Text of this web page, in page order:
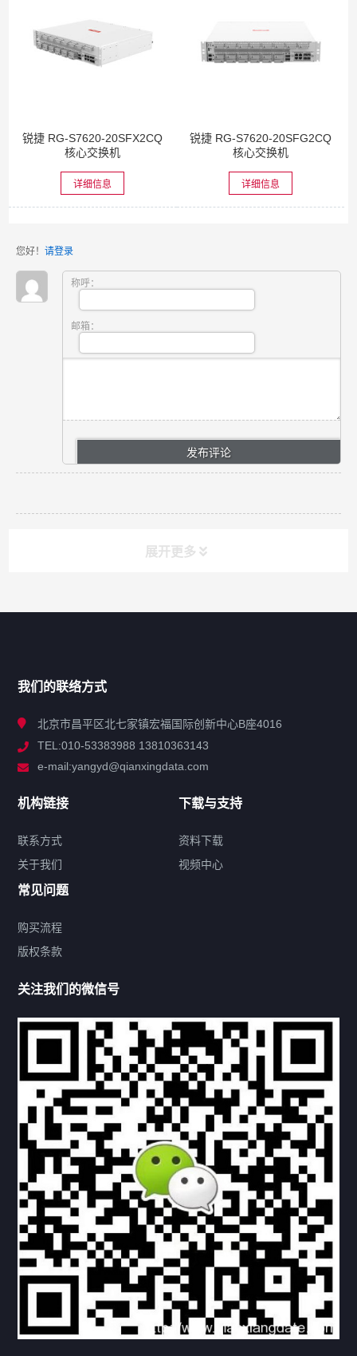
锐捷 RG-S7620-20SFX2CQ
核心交换机
详细信息
锐捷 RG-S7620-20SFG2CQ
核心交换机
详细信息
您好！ 请登录
称呼：
邮箱：
展开更多
解决方案
联系方式
热门标签
机构链接
联系方式 关于我们
下载与支持
资料下载 视频中心
常见问题
购买流程 版权条款
北京乾行捷通荣获阿里巴巴国际站多项年度荣誉，持续引
领ICT与AI行业发展
2025/12/22 530 新闻中心 信创服务器国产服务器
我们的联络方式
北京市昌平区北七家镇宏福国际创新中心B座4016
TEL:010-53383988 13810363143
e-mail:yangyd@qianxingdata.com
机构链接
联系方式
关于我们
下载与支持
资料下载
视频中心
常见问题
购买流程
版权条款
关注我们的微信号